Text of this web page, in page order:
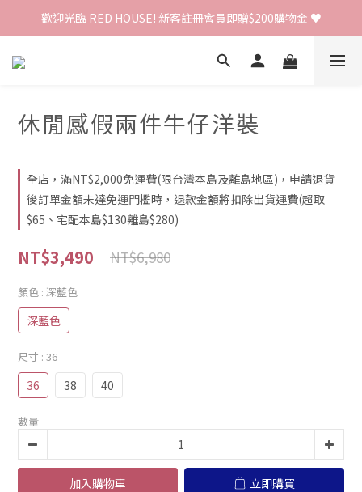
歡迎光臨 RED HOUSE! 新客註冊會員即贈$200購物金 ♥
歡迎光臨 RED HOUSE! 新客註冊會員即贈$200購物金 ♥
全館單筆訂單滿 $2000 免運 🚚
休閒感假兩件牛仔洋裝
全店，滿NT$2,000免運費(限台灣本島及離島地區)，申請退貨
後訂單金額未達免運門檻時，退款金額將扣除出貨運費(超取
$65、宅配本島$130離島$280)
NT$3,490 NT$6,980
顏色 : 深藍色
深藍色
尺寸 : 36
36 38 40
數量
加入購物車 立即購買